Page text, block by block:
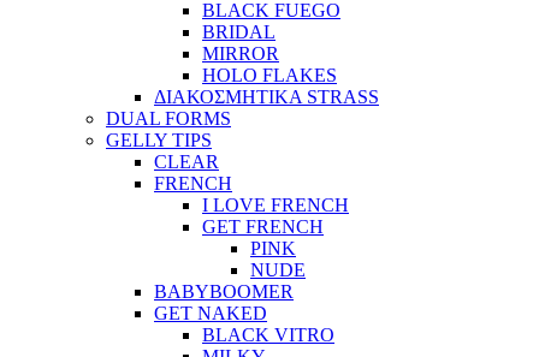
BLACK FUEGO
BRIDAL
MIRROR
HOLO FLAKES
ΔΙΑΚΟΣΜΗΤΙΚΑ STRASS
DUAL FORMS
GELLY TIPS
CLEAR
FRENCH
I LOVE FRENCH
GET FRENCH
PINK
NUDE
BABYBOOMER
GET NAKED
BLACK VITRO